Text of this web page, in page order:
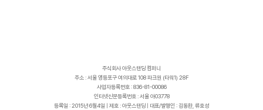
주식회사 아웃스탠딩 컴퍼니
주소 : 서울 영등포구 여의대로 108 파크원 (타워1) 28F
사업자등록번호 : 836-81-00086
인터넷신문등록번호 : 서울 아03778
등록일 : 2015년 6월4일 | 제호 : 아웃스탠딩 | 대표/발행인 : 김동환, 류호성